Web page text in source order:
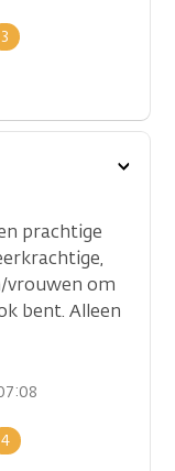
3
prachtige
vrouwen om
bent. Alleen
4
Toon